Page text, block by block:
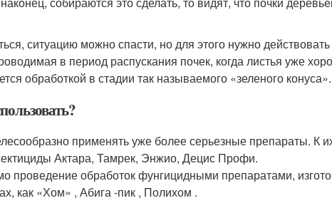
ситуацию можно спасти, но для этого нужно
в период распускания почек, когда листья уже
обработкой в стадии так называемого «зеленого конуса».
применять уже более серьезные препараты. К
Актара, Тамрек, Энжио, Децис Профи.
проведение обработок фунгицидными препаратами,
как «Хом» , Абига -пик , Полихом .